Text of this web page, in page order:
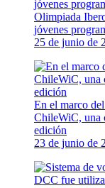
Olimpiada
jóvenes
25 de junio de
En el marco
ChileWiC, una
edición
23 de junio de